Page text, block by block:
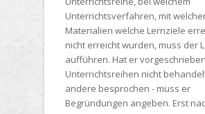
Unterrichtsverfahren, mit
Materialien welche Lernziele
nicht erreicht wurden, muss der
aufführen. Hat er
Unterrichtsreihen nicht
andere besprochen - muss er
Begründungen angeben. Erst